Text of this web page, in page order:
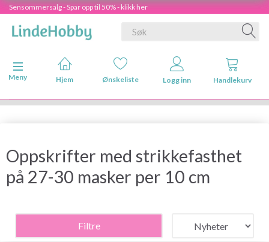
Sensommersalg - Spar opp til 50% - klikk her
Veksle navigasjon
Meny
Hjem Ønskeliste Logg inn Handlekurv
Oppskrifter med strikkefasthet
på 27-30 masker per 10 cm
Filtre